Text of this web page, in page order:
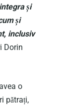
și
și
inclusiv
Dorin
o
pătrați,